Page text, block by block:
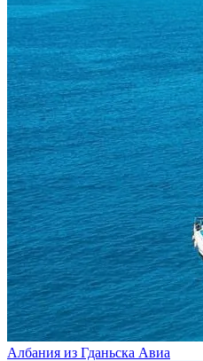
Албания из Гданьска Авиа